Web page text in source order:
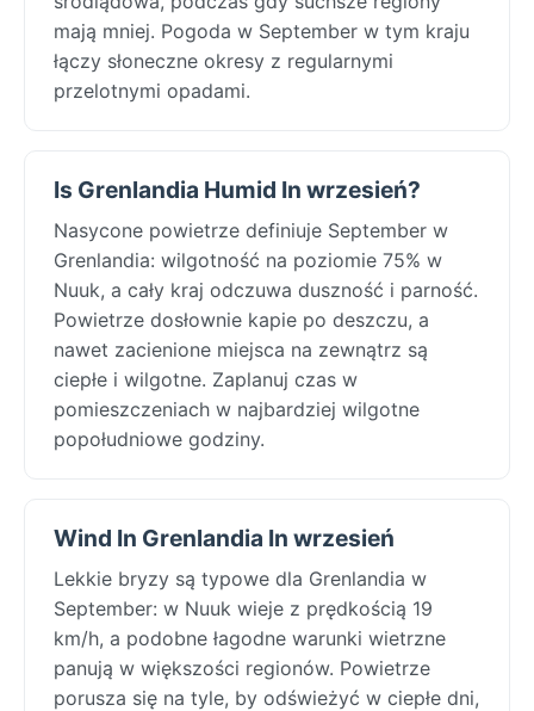
mają mniej. Pogoda w September w tym kraju
łączy słoneczne okresy z regularnymi
przelotnymi opadami.
Is Grenlandia Humid In wrzesień?
Nasycone powietrze definiuje September w
Grenlandia: wilgotność na poziomie 75% w
Nuuk, a cały kraj odczuwa duszność i parność.
Powietrze dosłownie kapie po deszczu, a
nawet zacienione miejsca na zewnątrz są
ciepłe i wilgotne. Zaplanuj czas w
pomieszczeniach w najbardziej wilgotne
popołudniowe godziny.
Wind In Grenlandia In wrzesień
Lekkie bryzy są typowe dla Grenlandia w
September: w Nuuk wieje z prędkością 19
km/h, a podobne łagodne warunki wietrzne
panują w większości regionów. Powietrze
porusza się na tyle, by odświeżyć w ciepłe dni,